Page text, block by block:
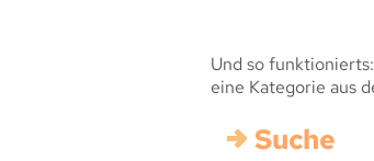
Und so
eine Kategorie aus
Suche